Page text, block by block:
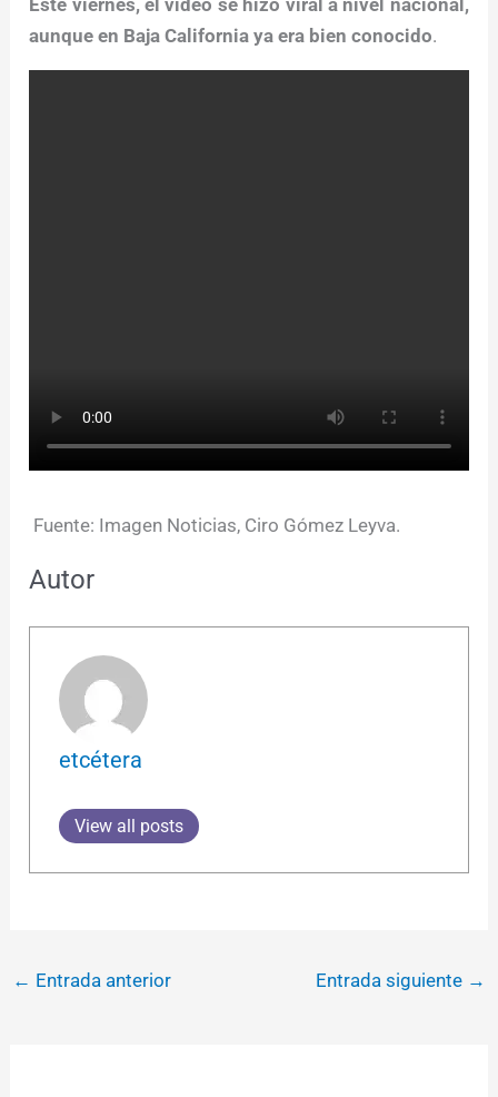
aunque en Baja California ya era bien conocido.
Fuente: Imagen Noticias, Ciro Gómez Leyva.
Autor
etcétera
View all posts
← Entrada anterior Entrada siguiente →